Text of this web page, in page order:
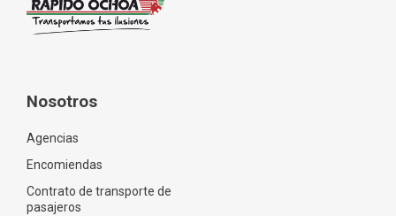
Nosotros
Agencias
Encomiendas
Contrato de transporte de
pasajeros